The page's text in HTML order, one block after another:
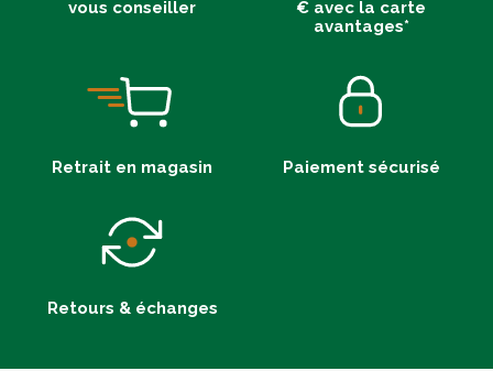
vous conseiller
€ avec la carte
avantages*
Retrait en magasin Paiement sécurisé
Retours & échanges